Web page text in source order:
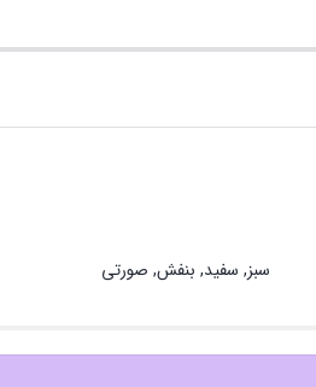
سبز, سفید, بنفش, صورتی